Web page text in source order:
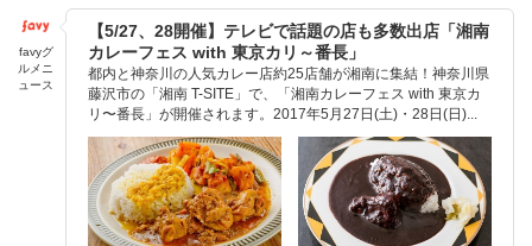
favyグ
ルメニ
ュース
【5/27、28開催】テレビで話題の店も多数出店「湘南
カレーフェス with 東京カリ～番長」
都内と神奈川の人気カレー店約25店舗が湘南に集結！神奈川県
藤沢市の「湘南 T-SITE」で、「湘南カレーフェス with 東京カ
リ〜番長」が開催されます。2017年5月27日(土)・28日(日)...